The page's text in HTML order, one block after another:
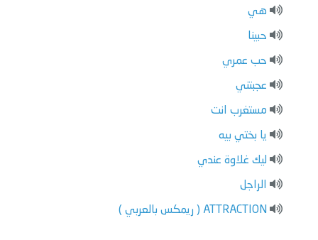
هي
حبينا
حب عمري
عجبتني
مستغرب انت
يا بختي بيه
ليك غلاوة عندي
الراجل
ATTRACTION ( ريمكس بالعربي )